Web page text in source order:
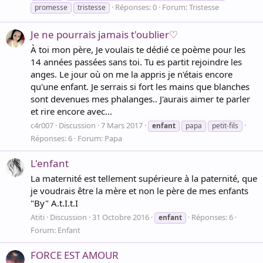
promesse
tristesse Réponses: 0 Forum:Tristesse
Je ne pourrais jamais t'oublier♡
À toi mon père, Je voulais te dédié ce poème pour les
14 années passées sans toi. Tu es partit rejoindre les
anges. Le jour où on me la appris je n'étais encore
qu'une enfant. Je serrais si fort les mains que blanches
sont devenues mes phalanges.. J'aurais aimer te parler
et rire encore avec...
c4r007 Discussion 7 Mars 2017 enfant papa petit-fils
Réponses: 6 Forum: Papa
L'enfant
La maternité est tellement supérieure à la paternité, que
je voudrais être la mère et non le père de mes enfants
"By" A.t.I.t.I
Atiti Discussion 31 Octobre 2016 enfant
Réponses: 6
Forum: Enfant
FORCE EST AMOUR